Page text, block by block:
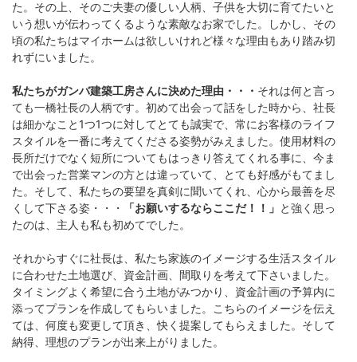
た。その上、そのご夫妻の優しい人柄、子供を大切に育てたいと
いう想いが伝わってくるような素敵なお家でした。しかし、その
頃の私たちはマイホームは欲しいけれど様々な理由もあり踏み切
れずにいました。
私たちがガンバ建築工房さんに決めた理由・・・ それは何と言っ
ても一橋社長の人柄です。初めて出会って話をした時から、社長
は細かなこと1つ1つに対してとても誠実で、常にお客様のライフ
スタイルを一番に考えてくださる姿勢がみえました。使用材料の
長所だけでなく短所についてもはっきり答えてくれる事に、今ま
で出会った営業マンの方とは違っていて、とても好感がもてまし
た。そして、私たちの要望を真剣に聞いてくれ、心から最善を尽
くして下さる姿・・・
「お願いするならここだ！！」 と強く思っ
たのは、主人も私も初めてでした。
それからすぐに社長は、私たち家族のイメージする生活スタイル
に合わせた土地選び、資金計画、間取りを考えて下さいました。
タイミングよく希望に合う土地がみつかり、資金計画の予算内に
添ってプランを作成してもらいました。こちらのイメージを伝え
ては、何度も変更して頂き、快く提案してもらえました。そして
納得、理想のプランが出来上がりました。